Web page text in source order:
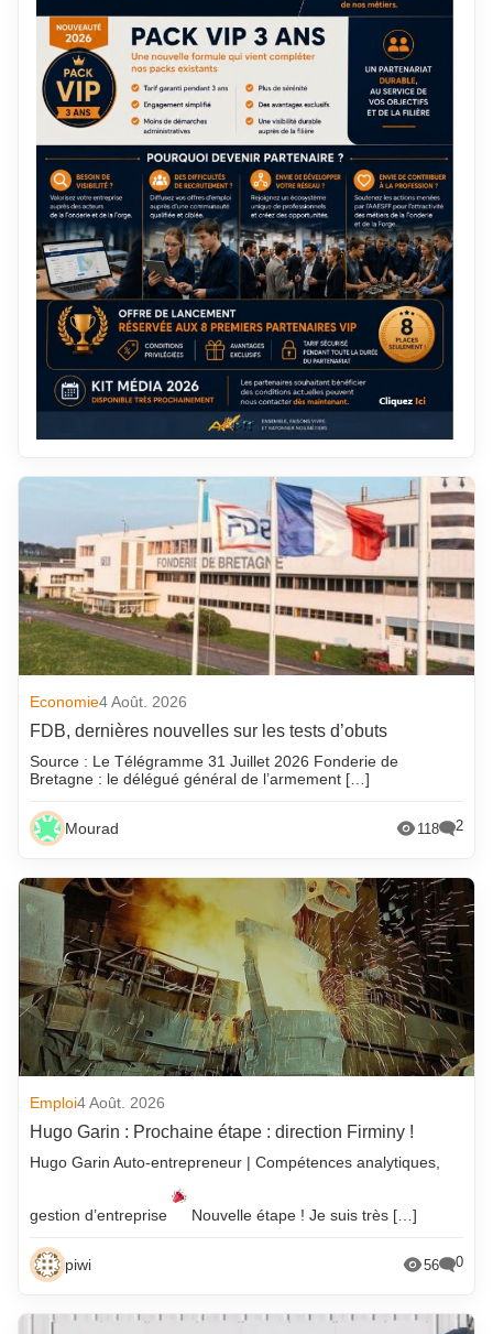
Economie4 Août. 2026
FDB, dernières nouvelles sur les tests d’obuts
Source : Le Télégramme 31 Juillet 2026 Fonderie de
Bretagne : le délégué général de l’armement […]
Mourad 118 2
Emploi4 Août. 2026
Hugo Garin : Prochaine étape : direction Firminy !
Hugo Garin Auto-entrepreneur | Compétences analytiques,
gestion d’entreprise Nouvelle étape ! Je suis très […]
piwi 56 0